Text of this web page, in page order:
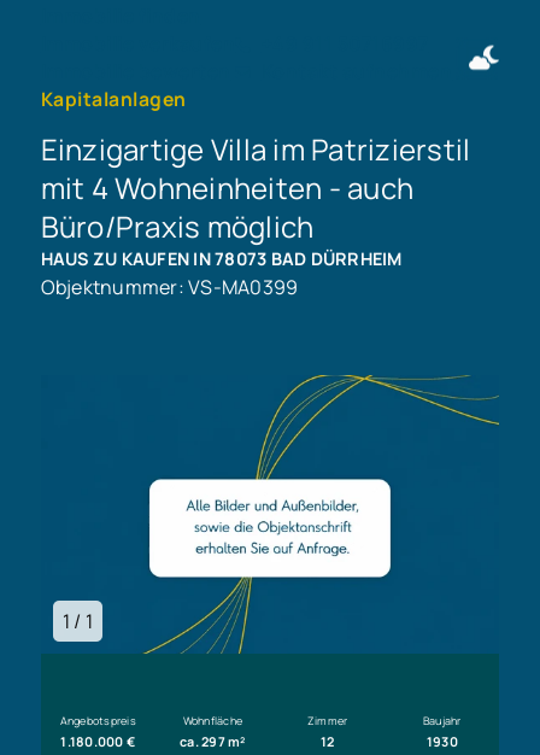
Kapitalanlagen
Einzigartige Villa im Patrizierstil
mit 4 Wohneinheiten - auch
Büro/Praxis möglich
HAUS ZU KAUFEN IN 78073 BAD DÜRRHEIM
Objektnummer: VS-MA0399
1 / 1
Angebotspreis
1.180.000 €
Wohnfläche
ca. 297 m²
Zimmer
12
Baujahr
1930